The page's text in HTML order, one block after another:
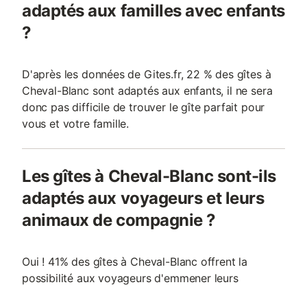
adaptés aux familles avec enfants
?
D'après les données de Gites.fr, 22 % des gîtes à
Cheval-Blanc sont adaptés aux enfants, il ne sera
donc pas difficile de trouver le gîte parfait pour
vous et votre famille.
Les gîtes à Cheval-Blanc sont-ils
adaptés aux voyageurs et leurs
animaux de compagnie ?
Oui ! 41% des gîtes à Cheval-Blanc offrent la
possibilité aux voyageurs d'emmener leurs